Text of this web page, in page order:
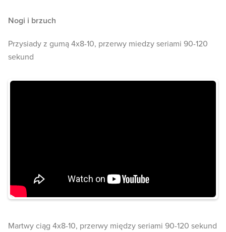
Nogi i brzuch
Przysiady z gumą 4x8-10, przerwy miedzy seriami 90-120
sekund
Martwy ciąg 4x8-10, przerwy między seriami 90-120 sekund